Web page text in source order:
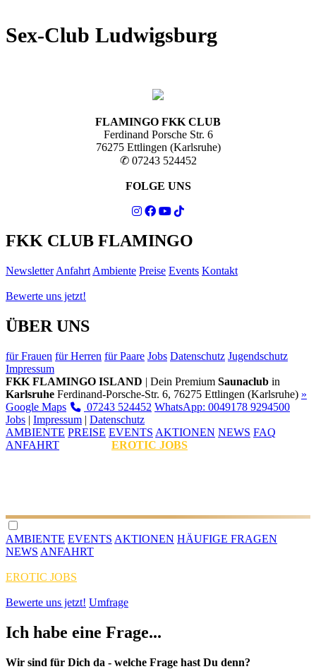
Sex-Club Ludwigsburg
FLAMINGO FKK CLUB
Ferdinand Porsche Str. 6
76275 Ettlingen (Karlsruhe)
✆ 07243 524452
FOLGE UNS
FKK CLUB FLAMINGO
Newsletter Anfahrt Ambiente Preise Events Kontakt
Bewerte uns jetzt!
ÜBER UNS
für Frauen für Herren für Paare Jobs Datenschutz Jugendschutz
Impressum
FKK FLAMINGO ISLAND | Dein Premium Saunaclub in
Karlsruhe Ferdinand-Porsche-Str. 6, 76275 Ettlingen (Karlsruhe) »
Google Maps
07243 524452 WhatsApp: 0049178 9294500
Jobs | Impressum | Datenschutz
AMBIENTE PREISE EVENTS AKTIONEN NEWS FAQ
ANFAHRT
EROTIC JOBS
AMBIENTE EVENTS AKTIONEN HÄUFIGE FRAGEN
NEWS ANFAHRT
EROTIC JOBS
Bewerte uns jetzt! Umfrage
Ich habe eine Frage...
Wir sind für Dich da - welche Frage hast Du denn?